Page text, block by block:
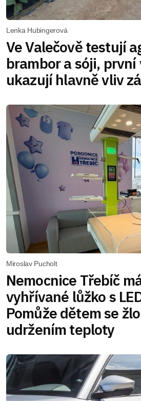
Lenka Hubingerová
Ve Valečově testují
brambor a sóji,
ukazují hlavně vliv
Miroslav Pucholt
Nemocnice Třebíč
vyhřívané lůžko s
Pomůže dětem se
udržením teploty